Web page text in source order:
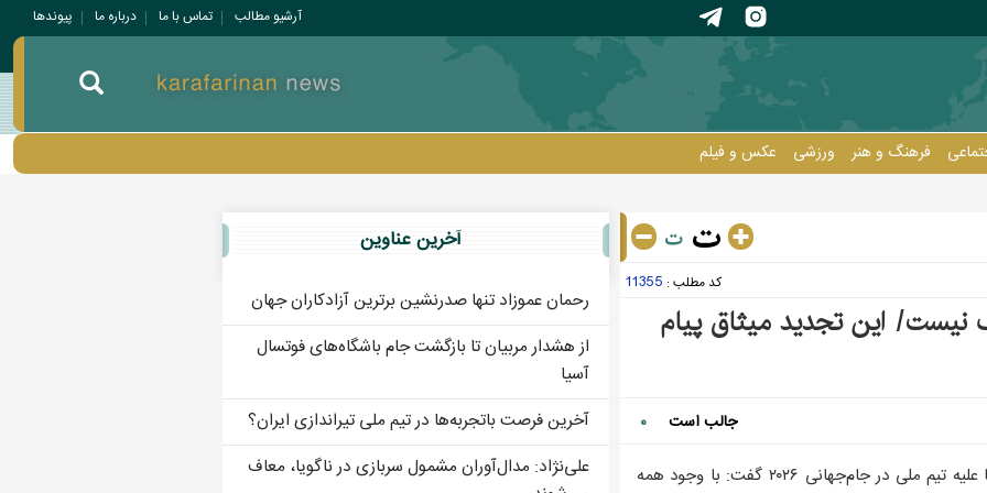
آرشیو مطالب تماس با ما درباره ما پيوندها
فرهنگ و هنر ورزشی عکس و فيلم
کد مطلب : 11355
این تجدید میثاق پیام
جالب است ۰
رئیس فدراسیون فوتبال با اشاره به کارشکنی‌های گسترده دولت آمریکا علیه تیم ملی در جام‌جهانی ۲۰۲۶ گفت: با وجود همه
آخرين عناوين
رحمان عموزاد تنها صدرنشین برترین آزادکاران جهان
از هشدار مربیان تا بازگشت جام باشگاه‌های فوتسال
آسیا
آخرین فرصت باتجربه‌ها در تیم ملی تیراندازی ایران؟
علی‌نژاد: مدال‌آوران مشمول سربازی در ناگویا، معاف